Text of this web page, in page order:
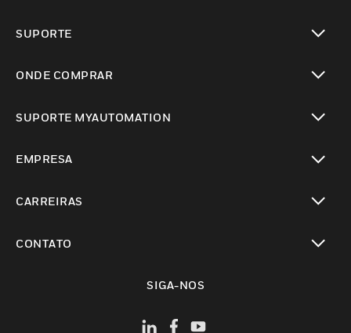
SUPORTE
ONDE COMPRAR
SUPORTE MYAUTOMATION
EMPRESA
CARREIRAS
CONTATO
SIGA-NOS